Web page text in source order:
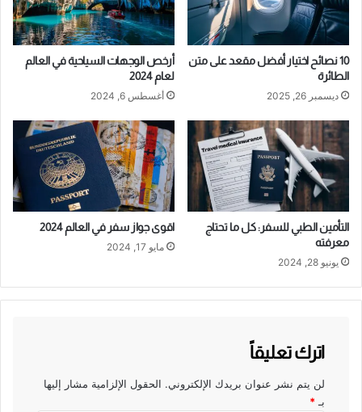
10 نصائح اختيار أفضل مقعد على متن
الطائرة
ديسمبر 26, 2025
أرخص الوجهات السياحية في العالم
لعام 2024
أغسطس 6, 2024
التأمين الطبي للسفر: كل ما تحتاج
معرفته
يونيو 28, 2024
اقوى جواز سفر في العالم 2024
مايو 17, 2024
اترك تعليقاً
لن يتم نشر عنوان بريدك الإلكتروني. الحقول الإلزامية مشار إليها
بـ *